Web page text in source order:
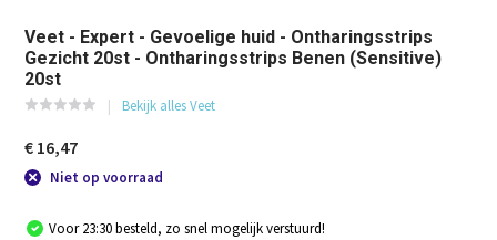
Veet - Expert - Gevoelige huid - Ontharingsstrips
Gezicht 20st - Ontharingsstrips Benen (Sensitive)
20st
Bekijk alles Veet
€ 16,47
Niet op voorraad
Voor 23:30 besteld, zo snel mogelijk verstuurd!